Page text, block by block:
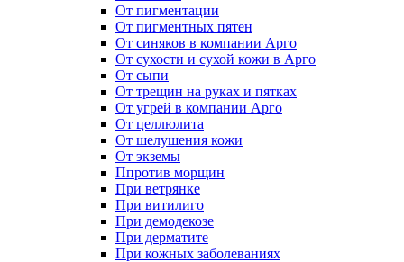
От пигментации
От пигментных пятен
От синяков в компании Арго
От сухости и сухой кожи в Арго
От сыпи
От трещин на руках и пятках
От угрей в компании Арго
От целлюлита
От шелушения кожи
От экземы
Ппротив морщин
При ветрянке
При витилиго
При демодекозе
При дерматите
При кожных заболеваниях